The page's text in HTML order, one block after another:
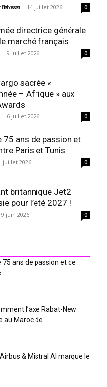
Belhassen - 14 juillet 2026 0
directrice générale
marché français
- 9 juillet 2026 0
sacrée «
– Afrique » aux
- 6 juillet 2026 0
75 ans de passion et
Paris et Tunis
juillet 2026 0
britannique Jet2
pour l’été 2027 !
juin 2026 0
75 ans de passion et de
l’axe Rabat-New
Maroc de...
& Mistral AI marque le